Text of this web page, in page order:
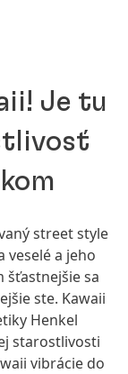
Je tu
street style
veselé a jeho
šťastnejšie sa
ste. Kawaii
Henkel
starostlivosti
vibrácie do